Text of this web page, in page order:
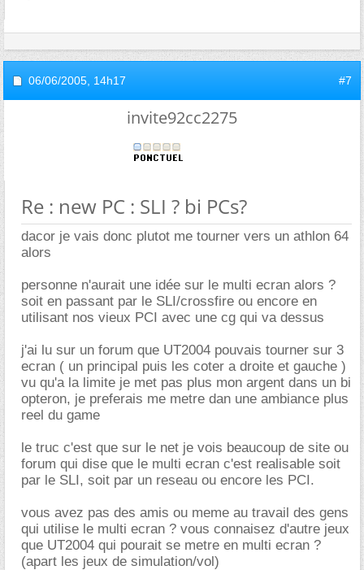
06/06/2005, 14h17 #7
invite92cc2275
Re : new PC : SLI ? bi PCs?
dacor je vais donc plutot me tourner vers un athlon 64
alors
personne n'aurait une idée sur le multi ecran alors ?
soit en passant par le SLI/crossfire ou encore en
utilisant nos vieux PCI avec une cg qui va dessus
j'ai lu sur un forum que UT2004 pouvais tourner sur 3
ecran ( un principal puis les coter a droite et gauche )
vu qu'a la limite je met pas plus mon argent dans un bi
opteron, je preferais me metre dan une ambiance plus
reel du game
le truc c'est que sur le net je vois beaucoup de site ou
forum qui dise que le multi ecran c'est realisable soit
par le SLI, soit par un reseau ou encore les PCI.
vous avez pas des amis ou meme au travail des gens
qui utilise le multi ecran ? vous connaisez d'autre jeux
que UT2004 qui pourait se metre en multi ecran ?
(apart les jeux de simulation/vol)